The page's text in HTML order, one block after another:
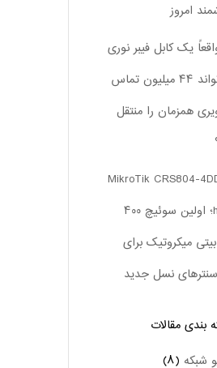
امروز
یک کابل فیبر نوری
می‌تواند ۴۴ میلیون تماس
همزمان را منتقل
MikroTik CRS804-
hRM؛ اولین سوئیچ ۴۰۰
میکروتیک برای
نسل جدید
بندی‌ مقالات
شبکه (۸)